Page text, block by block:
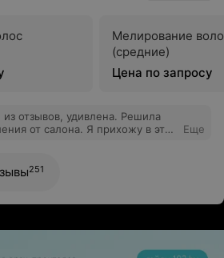
Мелирование
(средние)
Цена по запросу
из отзывов, удивлена. Решила
от салона. Я прихожу в этот
на депиляцию к Светлана.
чисто, аккуратно. Решила
так как мой мастер
город. Осталась в восторге от
каждый раз встречает
делает и маникюр и педикюр,
Еще
251